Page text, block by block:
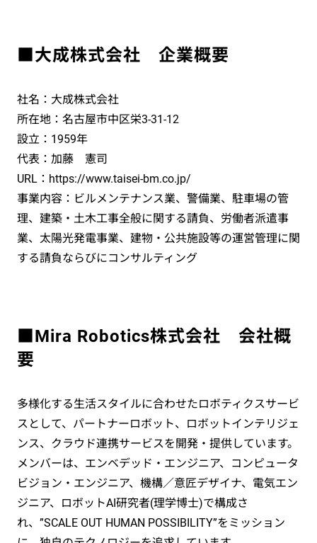
■大成株式会社 企業概要
社名：大成株式会社
所在地：名古屋市中区栄3-31-12
設立：1959年
代表：加藤 憲司
URL：https://www.taisei-bm.co.jp/
事業内容：ビルメンテナンス業、警備業、駐車場の管
理、建築・土木工事全般に関する請負、労働者派遣事
業、太陽光発電事業、建物・公共施設等の運営管理に関
する請負ならびにコンサルティング
■Mira Robotics株式会社 会社概
要
多様化する生活スタイルに合わせたロボティクスサービ
スとして、パートナーロボット、ロボットインテリジェ
ンス、クラウド連携サービスを開発・提供しています。
メンバーは、エンベデッド・エンジニア、コンピュータ
ビジョン・エンジニア、機構／意匠デザイナ、電気エン
ジニア、ロボットAI研究者(理学博士)で構成さ
れ、”SCALE OUT HUMAN POSSIBILITY”をミッション